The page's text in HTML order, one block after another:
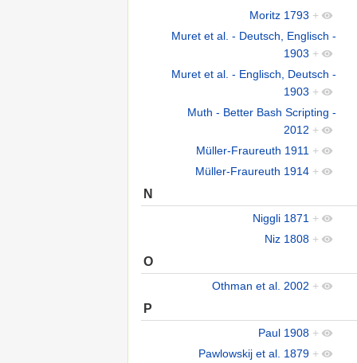
Moritz 1793 +
Muret et al. - Deutsch, Englisch -
1903 +
Muret et al. - Englisch, Deutsch -
1903 +
Muth - Better Bash Scripting -
2012 +
Müller-Fraureuth 1911 +
Müller-Fraureuth 1914 +
N
Niggli 1871 +
Niz 1808 +
O
Othman et al. 2002 +
P
Paul 1908 +
Pawlowskij et al. 1879 +